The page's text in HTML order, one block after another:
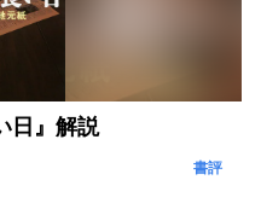
日』解説
書評